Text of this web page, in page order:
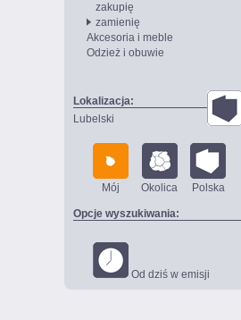
zakupię
zamienię
Akcesoria i meble
Odzież i obuwie
Lokalizacja:
Lubelski
Mój Okolica Polska
Opcje wyszukiwania:
Od dziś w emisji